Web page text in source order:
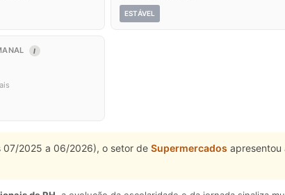
ESTÁVEL
I
07/2025 a 06/2026), o setor de Supermercados apresentou